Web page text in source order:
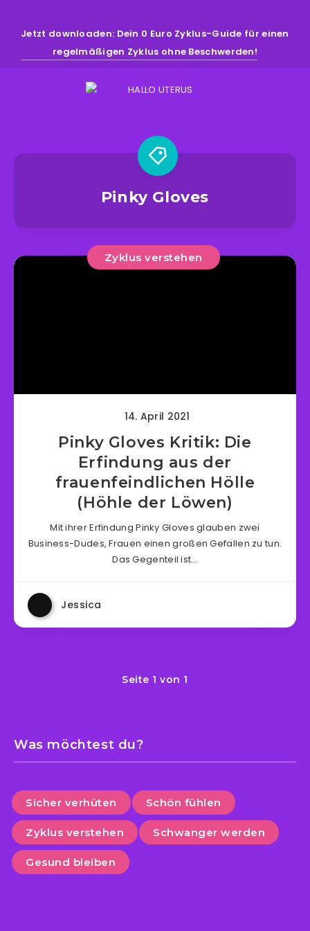
Jetzt downloaden: Dein 0 Euro Zyklus-Guide für einen
regelmäßigen Zyklus ohne Beschwerden!
Pinky Gloves
Zyklus verstehen
14. April 2021
Pinky Gloves Kritik: Die
Erfindung aus der
frauenfeindlichen Hölle
(Höhle der Löwen)
Mit ihrer Erfindung Pinky Gloves glauben zwei
Business-Dudes, Frauen einen großen Gefallen zu tun.
Das Gegenteil ist…
Jessica
Seite 1 von 1
Was möchtest du?
Sicher verhüten Schön fühlen
Zyklus verstehen Schwanger werden
Gesund bleiben